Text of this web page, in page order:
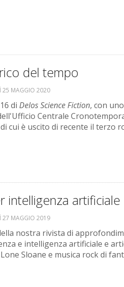
del tempo
25 MAGGIO 2020
di Delos Science Fiction, con
Centrale
cui è uscito di recente il terzo
intelligenza artificiale
27 MAGGIO 2019
nostra rivista di
e intelligenza artificiale e
Lone Sloane e musica rock di